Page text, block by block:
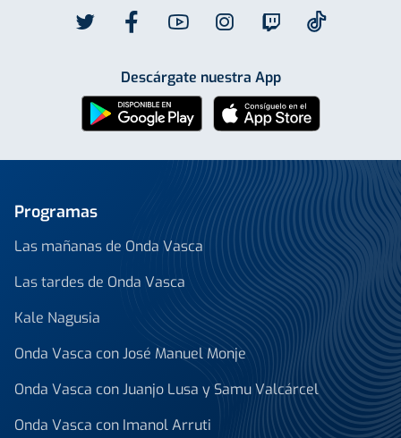
Descárgate nuestra App
Programas
Las mañanas de Onda Vasca
Las tardes de Onda Vasca
Kale Nagusia
Onda Vasca con José Manuel Monje
Onda Vasca con Juanjo Lusa y Samu Valcárcel
Onda Vasca con Imanol Arruti